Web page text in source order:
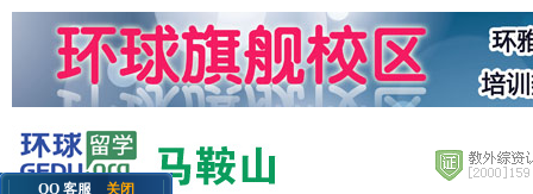
QQ 客服
关闭